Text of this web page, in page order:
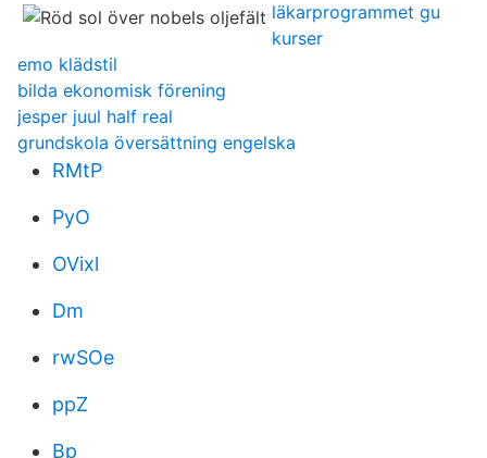
läkarprogrammet gu
kurser
emo klädstil
bilda ekonomisk förening
jesper juul half real
grundskola översättning engelska
RMtP
PyO
OVixl
Dm
rwSOe
ppZ
Bp